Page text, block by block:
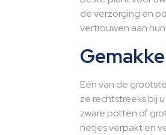
de verzorging en
vertrouwen aan
Eén van de
ze rechtstreeks bij
zware potten of
netjes verpakt en